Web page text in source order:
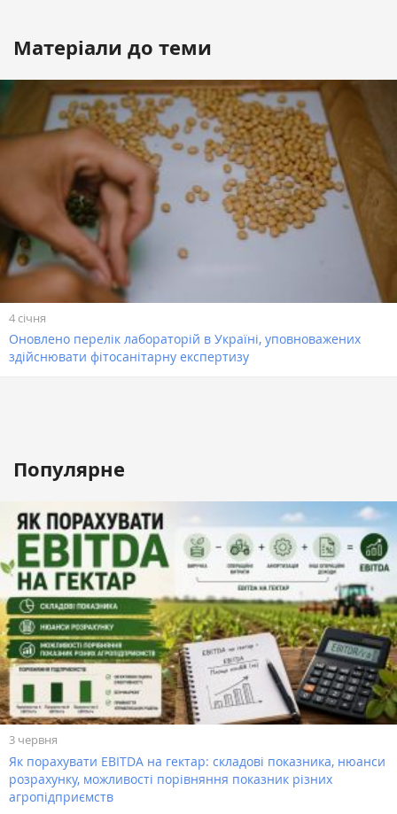
Матеріали до теми
4 січня
Оновлено перелік лабораторій в Україні, уповноважених
здійснювати фітосанітарну експертизу
Популярне
3 червня
Як порахувати EBITDA на гектар: складові показника, нюанси
розрахунку, можливості порівняння показник різних
агропідприємств